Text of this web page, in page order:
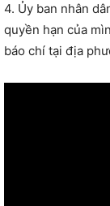
4. Ủy ban nhân
quyền hạn của
báo chí tại địa